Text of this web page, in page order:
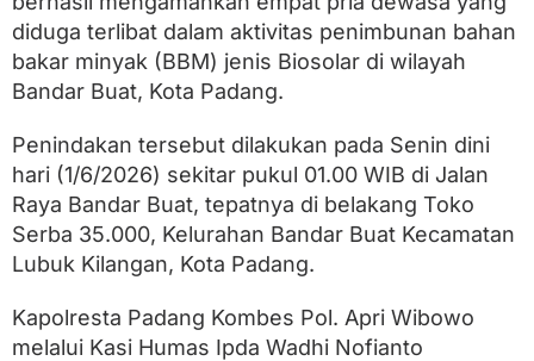
m
b
u
n
B
S
b
d
d
i
B
diduga terlibat dalam aktivitas penimbunan bahan
bakar minyak (BBM) jenis Biosolar di wilayah
Bandar Buat, Kota Padang.
Penindakan tersebut dilakukan pada Senin dini
hari (1/6/2026) sekitar pukul 01.00 WIB di Jalan
Raya Bandar Buat, tepatnya di belakang Toko
Serba 35.000, Kelurahan Bandar Buat Kecamatan
Lubuk Kilangan, Kota Padang.
Kapolresta Padang Kombes Pol. Apri Wibowo
melalui Kasi Humas Ipda Wadhi Nofianto